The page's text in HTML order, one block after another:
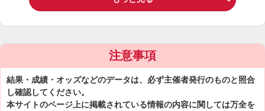
注意事項
結果・成績・オッズなどのデータは、必ず主催者発行のものと照合
し確認してください。
本サイトのページ上に掲載されている情報の内容に関しては万全を